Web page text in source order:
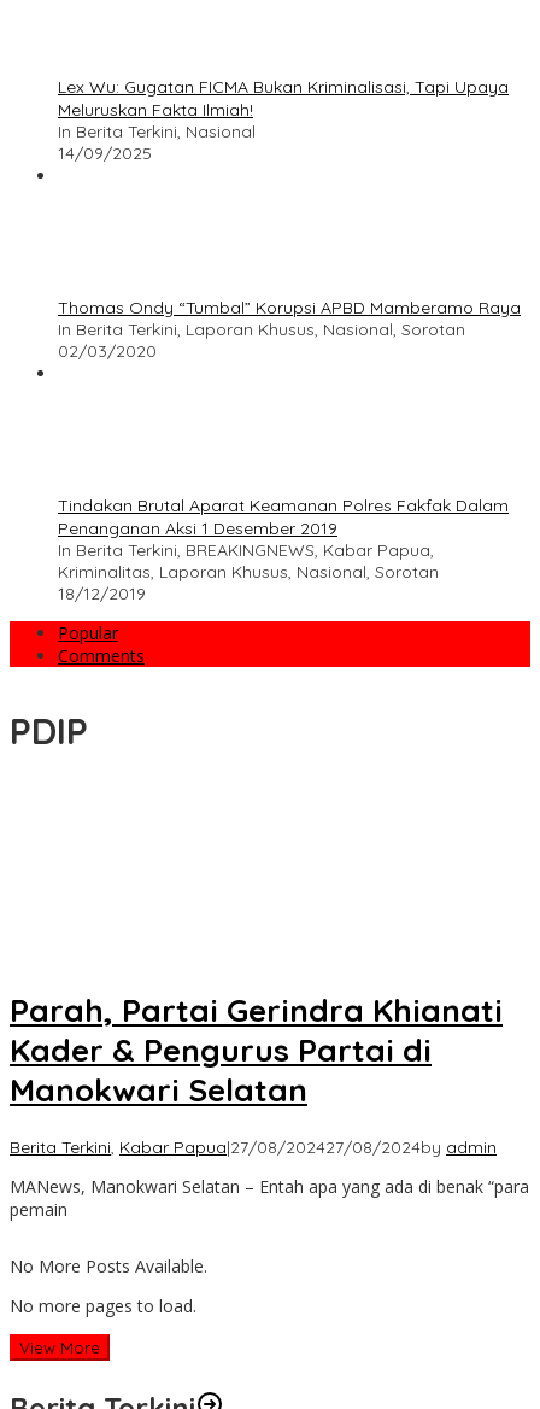
Lex Wu: Gugatan FICMA Bukan Kriminalisasi, Tapi Upaya
Meluruskan Fakta Ilmiah!
In Berita Terkini, Nasional
14/09/2025
Thomas Ondy “Tumbal” Korupsi APBD Mamberamo Raya
In Berita Terkini, Laporan Khusus, Nasional, Sorotan
02/03/2020
Tindakan Brutal Aparat Keamanan Polres Fakfak Dalam
Penanganan Aksi 1 Desember 2019
In Berita Terkini, BREAKINGNEWS, Kabar Papua,
Kriminalitas, Laporan Khusus, Nasional, Sorotan
18/12/2019
Popular
Comments
PDIP
Parah, Partai Gerindra Khianati
Kader & Pengurus Partai di
Manokwari Selatan
Berita Terkini, Kabar Papua|27/08/202427/08/2024by admin
MANews, Manokwari Selatan – Entah apa yang ada di benak “para
pemain
No More Posts Available.
No more pages to load.
View More